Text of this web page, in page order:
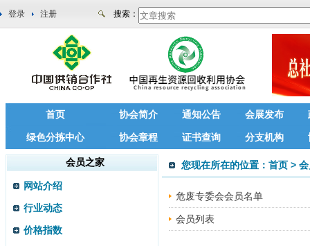
登录 注册 搜索：
首页 协会简介 通知公告 会展发布
绿色分拣中心 协会章程 证书查询 分支机构
会员之家
网站介绍
行业动态
价格指数
您现在所在的位置： 首页 >
危废专委会会员名单
会员列表